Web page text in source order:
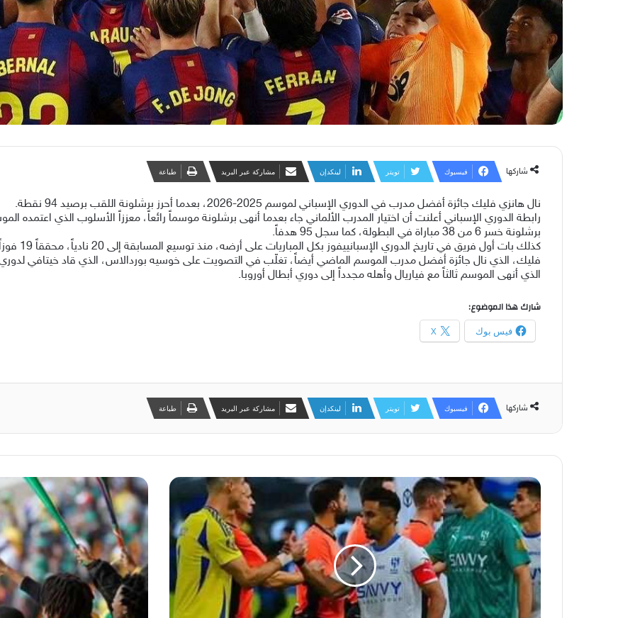
شاركها فيسبوك تويتر لينكدإن مشاركة عبر البريد طباعة
نال هانزي فليك جائزة أفضل مدرب في الدوري الإسباني لموسم 2025-2026، بعدما أحرز برشلونة اللقب برصيد 94 نقطة.
رابطة الدوري الإسباني أعلنت أن اختيار المدرب الألماني جاء بعدما أنهى برشلونة موسماً رائعاً، معززاً الأسلوب الذي اعتمده
برشلونة خسر 6 من 38 مباراة في البطولة، كما سجل 95 هدفاً.
كذلك بات أول فريق في تاريخ الدوري الإسبانييفوز بكل المباريات على أرضه، منذ توسيع المسابقة إلى 20 نادياً، محققاً 19 فوزاً في 19 مباراة.
فليك، الذي نال جائزة أفضل مدرب الموسم الماضي أيضاً، تغلّب في التصويت على خوسيه بوردالاس، الذي قاد خيتافي لدوري
الذي أنهى الموسم ثالثاً مع فياريال وأهله مجدداً إلى دوري أبطال أوروبا.
شارك هذا الموضوع:
فيس بوك X
شاركها فيسبوك تويتر لينكدإن مشاركة عبر البريد طباعة